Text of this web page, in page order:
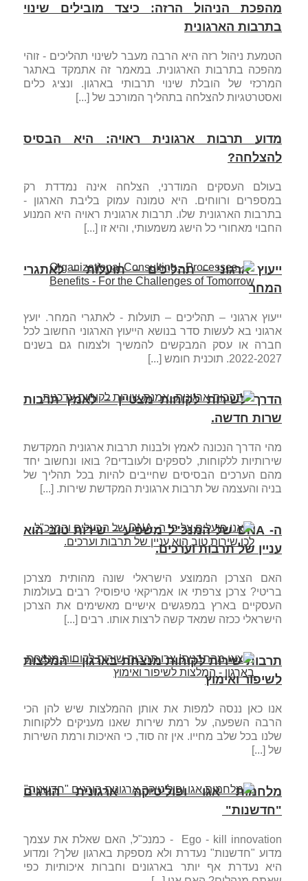
מהפכת הניהול הרזה: כיצד מובילים שינוי
בתרבות הארגונית
הטמעת ניהול רזה היא הרבה מעבר לשינוי תהליכים - זוהי
מהפכה בתרבות הארגונית. במאמר זה אתמקד באתגר
המרכזי של הובלת שינוי תרבותי בארגון. ונציג כלים
ואסטרטגיות להצלחה בתהליך המורכב של [...]
מדוע תרבות ארגונית ראויה: היא הבסיס
להצלחה?
בעולם העסקים המודרני, הצלחה אינה נמדדת רק
במספרים ורווחים. היא טמונה עמוק בליבת הארגון -
בתרבות הארגונית שלו. תרבות ארגונית ראויה היא המנוע
החבוי מאחורי כל הישג משמעותי, והיא זו [...]
ייעוץ ארגוני – תהליכים – תועלות – לאתגרי
המחר
ייעוץ ארגוני – תהליכים – תועלות - לאתגרי המחר. יועץ
ארגוני בא לעשות סדר בנושא הייעוץ הארגוני החשוב לכל
חברה או עסק המבקשים להמשיך ולצמוח גם בשנים
2022-2027. תוכנית חומש [...]
הדרך לשירות לקוחות מצטיין – לאמץ תרבות
שרות חדשה.
מהי הדרך הנכונה לאמץ ולבנות תרבות ארגונית המקדשת
שירותיות ללקוחות, לספקים ולעובדים? בואו ונחשוב יחד
מהם הערכים הבסיסים שחייבים להיות בכל תהליך של
בניה והעצמה של תרבות ארגונית המקדשת שירות. [...]
ה- DNA של המנכ"ל משפיע – שירות טוב הוא
עניין של תרבות וערכים.
האם הצרכן הממוצע הישראלי שונה מהותית מצרכן
בריטי? צרכן צרפתי או אמריקאי טיפוסי? רבים בעולמות
העסקיים בארץ במפגשים אישיים מאשימים את הצרכן
הישראלי ככזה שמאד קשה לרצות אותו. רבים [...]
תרבות שירות לקוחות מנצחת בארגון – המלצות
לשיפור ואימוץ
אנו כאן ננסה למפות את אותן ההמלצות שיש להן הכי
הרבה השפעה, על רמת שירות שאנו מעניקים ללקוחות
שלנו בכל שלב מחייו. אין זה סוד, כי האיכות ורמת השירות
של [...]
מלחמות אגו ופוליטיקה ארגונית הורגים
"חדשנות"
Ego - kill innovation - כמנכ"ל, האם שאלת את עצמך
מדוע "חדשנות" נעדרת ולא מספקת בארגון שלך? ומדוע
היא נעדרת אף יותר בארגונים וחברות איכותיות כפי